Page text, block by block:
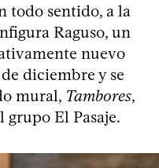
todo sentido, a la
Raguso, un
nuevo
diciembre y se
mural, Tambores,
El Pasaje.